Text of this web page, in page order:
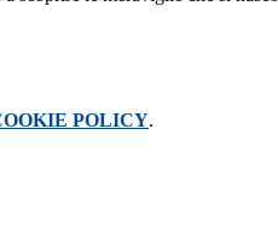
POLICY.